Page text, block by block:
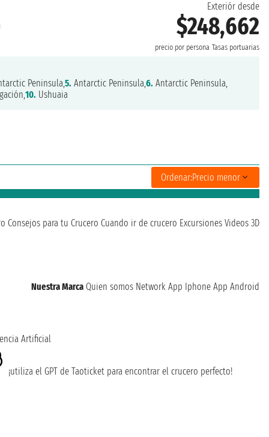
Exteriór desde
$248,662
precio por persona Tasas portuarias
Peninsula,5. Antarctic Peninsula,6. Antarctic Peninsula,
10. Ushuaia
Ordenar:Precio menor
Consejos para tu Crucero Cuando ir de crucero Excursiones Videos 3D
Nuestra Marca Quien somos Network App Iphone App Android
Artificial
¡utiliza el GPT de Taoticket para encontrar el crucero perfecto!